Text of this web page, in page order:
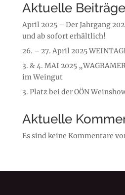
Aktuelle Beiträge
April 2025 – Der Jahrgang
und ab sofort erhältlich!
26. – 27. April 2025
3. & 4. MAI 2025
im Weingut
3. Platz bei der OÖN
Aktuelle
Es sind keine Kommentare